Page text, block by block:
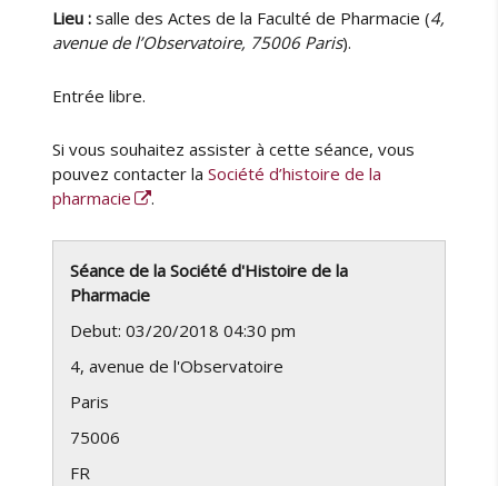
Lieu :salle des Actes de la Faculté de Pharmacie (4,
avenue de l’Observatoire, 75006 Paris).
Entrée libre.
Si vous souhaitez assister à cette séance, vous
pouvez contacter laSociété d’histoire de la
pharmacie
.
Séance de la Société d'Histoire de la
Pharmacie
Debut: 03/20/2018 04:30 pm
4, avenue de l'Observatoire
Paris
75006
FR